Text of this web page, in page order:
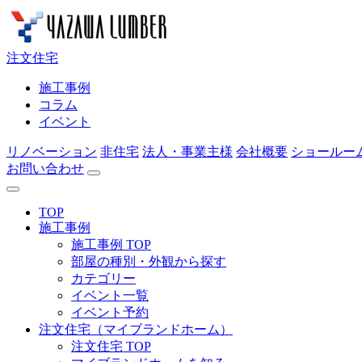
注文住宅
施工事例
コラム
イベント
リノベーション 非住宅 法人・事業主様 会社概要 ショールー
お問い合わせ
TOP
施工事例
施工事例 TOP
部屋の種別・外観から探す
カテゴリー
イベント一覧
イベント予約
注文住宅（マイブランドホーム）
注文住宅 TOP